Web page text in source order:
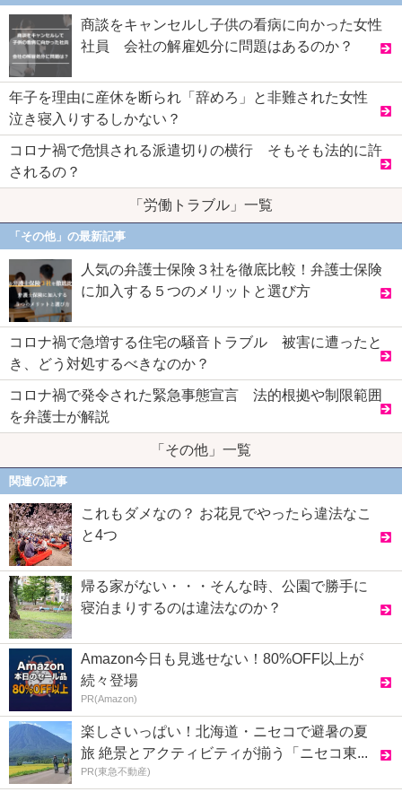
商談をキャンセルし子供の看病に向かった女性
社員 会社の解雇処分に問題はあるのか？
年子を理由に産休を断られ「辞めろ」と非難された女性
泣き寝入りするしかない？
コロナ禍で危惧される派遣切りの横行 そもそも法的に許
されるの？
「労働トラブル」一覧
「その他」の最新記事
人気の弁護士保険３社を徹底比較！弁護士保険
に加入する５つのメリットと選び方
コロナ禍で急増する住宅の騒音トラブル 被害に遭ったと
き、どう対処するべきなのか？
コロナ禍で発令された緊急事態宣言 法的根拠や制限範囲
を弁護士が解説
「その他」一覧
関連の記事
これもダメなの？ お花見でやったら違法なこ
と4つ
帰る家がない・・・そんな時、公園で勝手に
寝泊まりするのは違法なのか？
Amazon今日も見逃せない！80%OFF以上が
続々登場
PR(Amazon)
楽しさいっぱい！北海道・ニセコで避暑の夏
旅 絶景とアクティビティが揃う「ニセコ東...
PR(東急不動産)